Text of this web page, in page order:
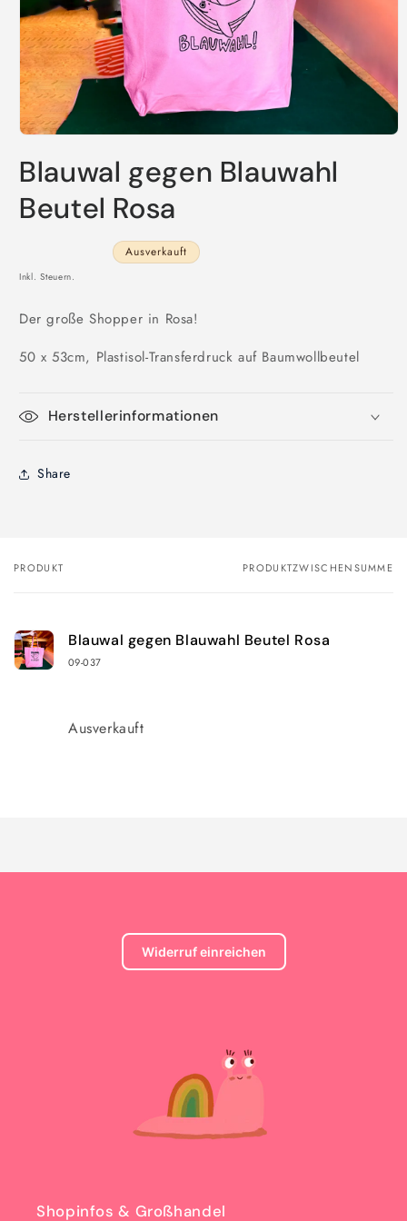
in
Modal
Blauwal gegen Blauwahl
Beutel Rosa
Ausverkauft
Inkl. Steuern.
Der große Shopper in Rosa!
50 x 53cm, Plastisol-Transferdruck auf Baumwollbeutel
Herstellerinformationen
Share
Dein
PRODUKT PRODUKTZWISCHENSUMME
Blauwal gegen Blauwahl Beutel Rosa
09-037
Anzahl
Ausverkauft
Widerruf einreichen
Shopinfos & Großhandel